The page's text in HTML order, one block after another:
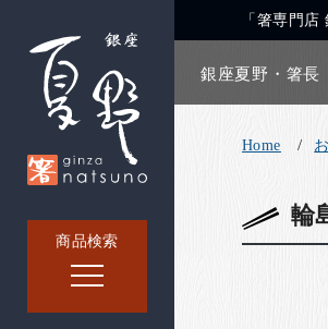
商品検索
「箸専門
銀座夏野・箸長
Home
輪